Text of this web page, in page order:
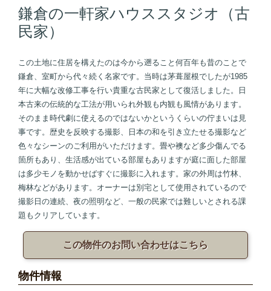
鎌倉の一軒家ハウススタジオ（古
民家）
この土地に住居を構えたのは今から遡ること何百年も昔のことで
鎌倉、室町から代々続く名家です。当時は茅葺屋根でしたが1985
年に大幅な改修工事を行い貴重な古民家として復活しました。日
本古来の伝統的な工法が用いられ外観も内観も風情があります。
そのまま時代劇に使えるのではないかというくらいの佇まいは見
事です。歴史を反映する撮影、日本の和を引き立たせる撮影など
色々なシーンのご利用がいただけます。畳や襖など多少傷んでる
箇所もあり、生活感が出ている部屋もありますが庭に面した部屋
は多少モノを動かせばすぐに撮影に入れます。家の外周は竹林、
梅林などがあります。オーナーは別宅として使用されているので
撮影日の連続、夜の照明など、一般の民家では難しいとされる課
題もクリアしています。
この物件のお問い合わせはこちら
物件情報